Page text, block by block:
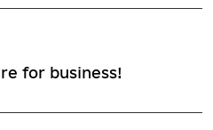
for business!